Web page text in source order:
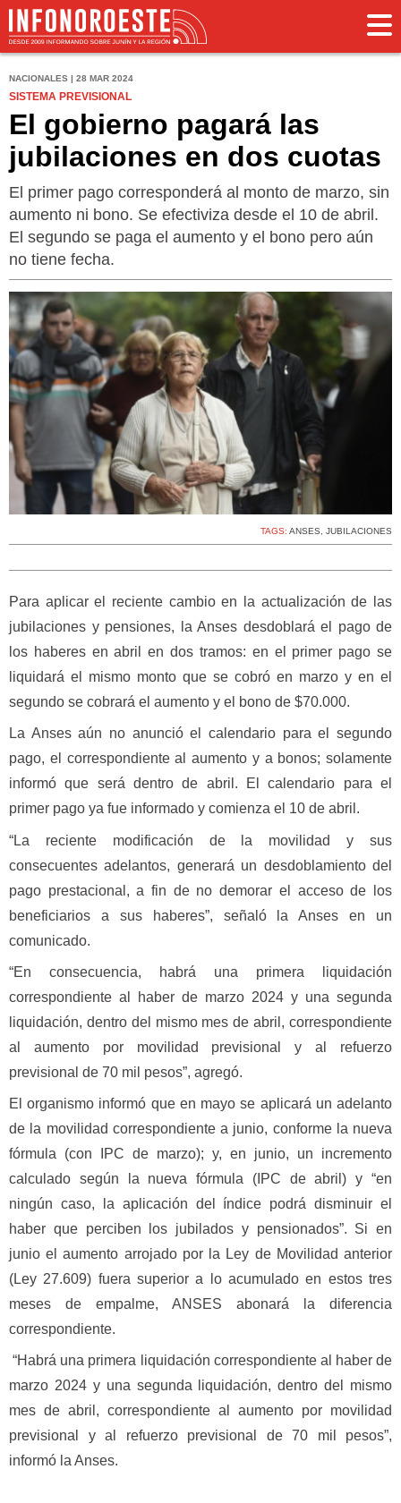
NACIONALES | 28 MAR 2024
SISTEMA PREVISIONAL
El gobierno pagará las
jubilaciones en dos cuotas
El primer pago corresponderá al monto de marzo, sin
aumento ni bono. Se efectiviza desde el 10 de abril.
El segundo se paga el aumento y el bono pero aún
no tiene fecha.
TAGS: ANSES, JUBILACIONES
Para aplicar el reciente cambio en la actualización de las
jubilaciones y pensiones, la Anses desdoblará el pago de
los haberes en abril en dos tramos: en el primer pago se
liquidará el mismo monto que se cobró en marzo y en el
segundo se cobrará el aumento y el bono de $70.000.
La Anses aún no anunció el calendario para el segundo
pago, el correspondiente al aumento y a bonos; solamente
informó que será dentro de abril. El calendario para el
primer pago ya fue informado y comienza el 10 de abril.
“La reciente modificación de la movilidad y sus
consecuentes adelantos, generará un desdoblamiento del
pago prestacional, a fin de no demorar el acceso de los
beneficiarios a sus haberes”, señaló la Anses en un
comunicado.
“En consecuencia, habrá una primera liquidación
correspondiente al haber de marzo 2024 y una segunda
liquidación, dentro del mismo mes de abril, correspondiente
al aumento por movilidad previsional y al refuerzo
previsional de 70 mil pesos”, agregó.
El organismo informó que en mayo se aplicará un adelanto
de la movilidad correspondiente a junio, conforme la nueva
fórmula (con IPC de marzo); y, en junio, un incremento
calculado según la nueva fórmula (IPC de abril) y “en
ningún caso, la aplicación del índice podrá disminuir el
haber que perciben los jubilados y pensionados”. Si en
junio el aumento arrojado por la Ley de Movilidad anterior
(Ley 27.609) fuera superior a lo acumulado en estos tres
meses de empalme, ANSES abonará la diferencia
correspondiente.
“Habrá una primera liquidación correspondiente al haber de
marzo 2024 y una segunda liquidación, dentro del mismo
mes de abril, correspondiente al aumento por movilidad
previsional y al refuerzo previsional de 70 mil pesos”,
informó la Anses.